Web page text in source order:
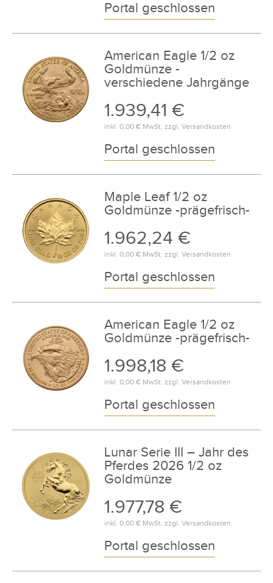
Portal geschlossen
American Eagle 1/2 oz
Goldmünze -
verschiedene Jahrgänge
1.939,41 €
inkl. 0,00 €MwSt. zzgl. Versandkosten
Portal geschlossen
Maple Leaf 1/2 oz
Goldmünze -prägefrisch-
1.962,24 €
inkl. 0,00 €MwSt. zzgl. Versandkosten
Portal geschlossen
American Eagle 1/2 oz
Goldmünze -prägefrisch-
1.998,18 €
inkl. 0,00 €MwSt. zzgl. Versandkosten
Portal geschlossen
Lunar Serie III – Jahr des
Pferdes 2026 1/2 oz
Goldmünze
1.977,78 €
inkl. 0,00 €MwSt. zzgl. Versandkosten
Portal geschlossen